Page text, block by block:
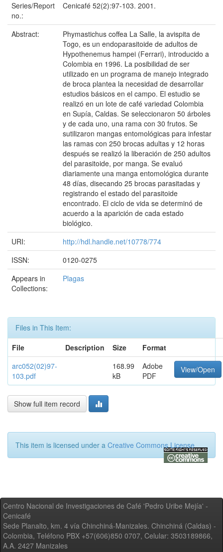
Series/Report
no.:
Cenicafé 52(2):97-103. 2001.
Abstract:
Phymastichus coffea La Salle, la avispita de
Togo, es un endoparasitoide de adultos de
Hypothenemus hampei (Ferrari), introducido a
Colombia en 1996. La posibilidad de ser
utilizado en un programa de manejo integrado
de broca plantea la necesidad de desarrollar
estudios básicos en el campo. El estudio se
realizó en un lote de café variedad Colombia
en Supía, Caldas. Se seleccionaron 50 árboles
y de cada uno, una rama con 30 frutos. Se
sutilizaron mangas entomológicas para infestar
las ramas con 250 brocas adultas y 12 horas
después se realizó la liberación de 250 adultos
del parasitoide, por manga. Se evaluó
diariamente una manga entomológica durante
48 días, disecando 25 brocas parasitadas y
registrando el estado del parasitoide
encontrado. El ciclo de vida se determinó de
acuerdo a la aparición de cada estado
biológico.
URI:
http://hdl.handle.net/10778/774
ISSN:
0120-0275
Appears in
Collections:
Plagas
Files in This Item:
File
Description Size
Format
arc052(02)97-
103.pdf
168.99
kB
Adobe
PDF
View/Open
Show full item record
This item is licensed under a Creative Commons License
Centro Nacional de Investigaciones de Café 'Pedro Uribe Mejía' -
Cenicafé
Sede Planalto, km. 4 vía Chinchiná-Manizales. Chinchiná (Caldas) -
Colombia, Teléfono PBX +57(606)850 0707, Celular: 3503189866,
A.A. 2427 Manizales